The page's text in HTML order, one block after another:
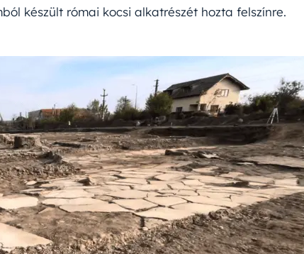
készült római kocsi alkatrészét hozta felszínre.